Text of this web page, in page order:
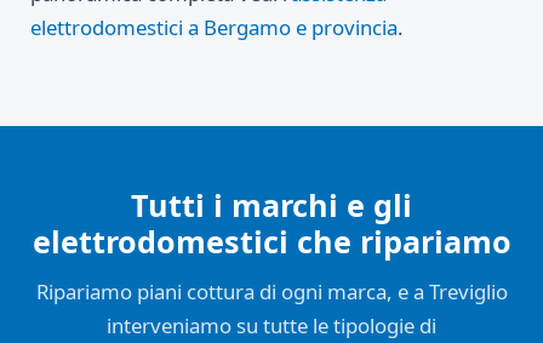
elettrodomestici a Bergamo e provincia.
Tutti i marchi e gli
elettrodomestici che ripariamo
Ripariamo piani cottura di ogni marca, e a Treviglio
interveniamo su tutte le tipologie di